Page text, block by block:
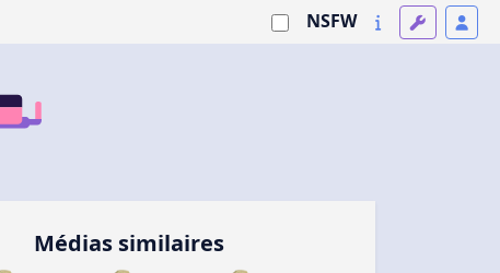
NSFW
Médias similaires